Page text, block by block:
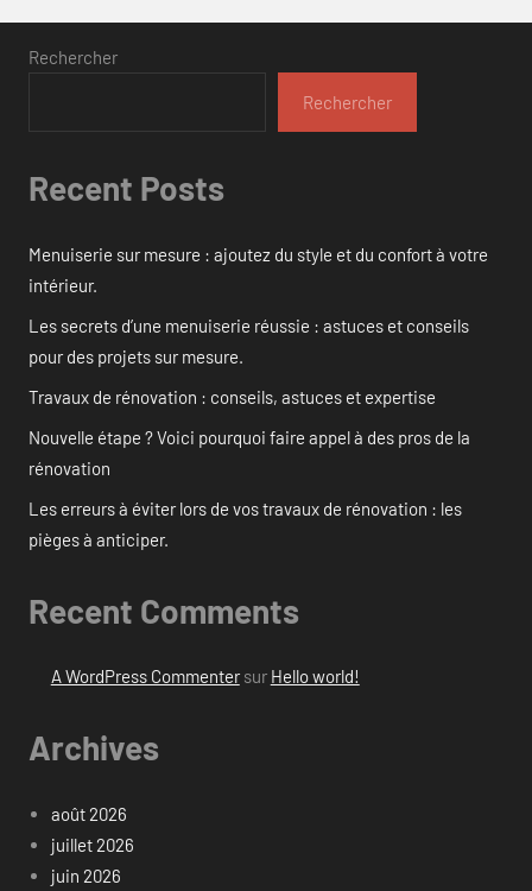
Rechercher
Rechercher
Recent Posts
Menuiserie sur mesure : ajoutez du style et du confort à votre
intérieur.
Les secrets d’une menuiserie réussie : astuces et conseils
pour des projets sur mesure.
Travaux de rénovation : conseils, astuces et expertise
Nouvelle étape ? Voici pourquoi faire appel à des pros de la
rénovation
Les erreurs à éviter lors de vos travaux de rénovation : les
pièges à anticiper.
Recent Comments
A WordPress Commentersur Hello world!
Archives
août 2026
juillet 2026
juin 2026